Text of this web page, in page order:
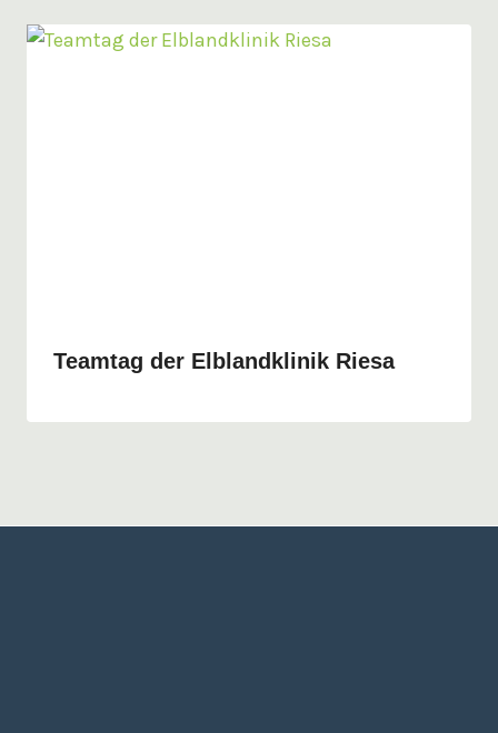
Teamtag der Elblandklinik Riesa